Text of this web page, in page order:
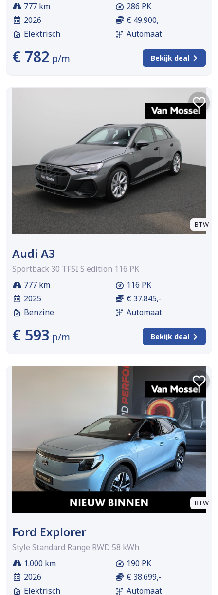
777 km
2026
Elektrisch
286 PK
€ 49.900,-
Automaat
€ 782 p/m Bekijk deal
BTW
Audi A3
Sportback 30 TFSI S edition 116 PK
777 km
2025
Benzine
116 PK
€ 37.845,-
Automaat
€ 593 p/m Bekijk deal
BTW
Ford Explorer
Style Standard Range RWD 58 kWh
1.000 km
2026
Elektrisch
190 PK
€ 38.699,-
Automaat